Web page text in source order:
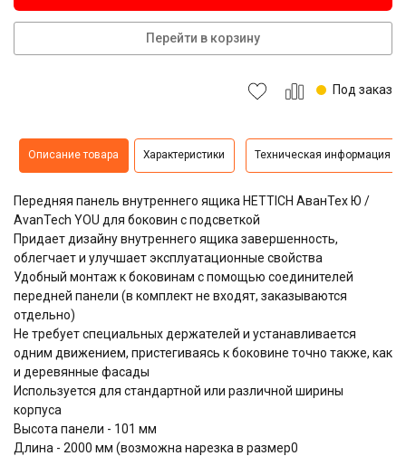
Перейти в корзину
Под заказ
Описание товара Характеристики Техническая информация
Передняя панель внутреннего ящика HETTICH АванТех Ю /
AvanTech YOU для боковин с подсветкой
Придает дизайну внутреннего ящика завершенность,
облегчает и улучшает эксплуатационные свойства
Удобный монтаж к боковинам с помощью соединителей
передней панели (в комплект не входят, заказываются
отдельно)
Не требует специальных держателей и устанавливается
одним движением, пристегиваясь к боковине точно также, как
и деревянные фасады
Используется для стандартной или различной ширины
корпуса
Высота панели - 101 мм
Длина - 2000 мм (возможна нарезка в размер0